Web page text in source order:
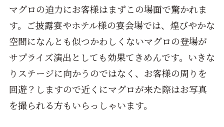
マグロの迫力にお客様はまずこの場面で驚かれま
す。ご披露宴やホテル様の宴会場では、煌びやかな
空間になんとも似つかわしくないマグロの登場が
サプライズ演出としても効果てきめんです。いきな
りステージに向かうのではなく、お客様の周りを
回遊？しますので近くにマグロが来た際はお写真
を撮られる方もいらっしゃいます。